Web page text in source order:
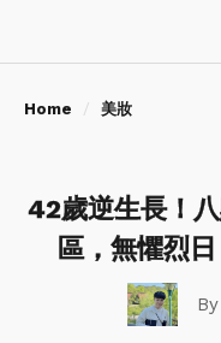
Home 美妝
42歲逆生長！
區，無懼烈